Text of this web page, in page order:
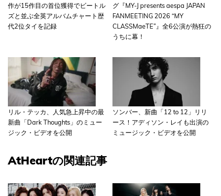
作が15作目の首位獲得でビートル
ズと並ぶ全英アルバムチャート歴
代2位タイを記録
グ『MY-J presents aespa JAPAN
FANMEETING 2026 “MY
CLASSMaeTE”』全6公演が熱狂の
うちに幕！
リル・テッカ、人気急上昇中の最
新曲「Dark Thoughts」のミュー
ジック・ビデオを公開
ソンバー、新曲「12 to 12」リリ
ース！アディソン・レイも出演の
ミュージック・ビデオを公開
AtHeartの関連記事